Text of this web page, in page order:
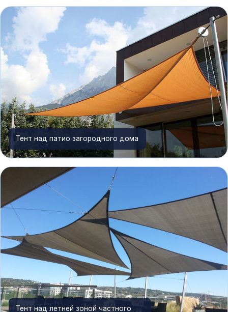
Тент над патио загородного дома
Тент над летней зоной частного